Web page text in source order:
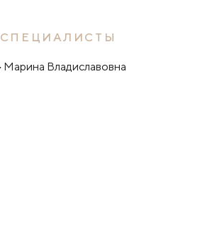
СПЕЦИАЛИСТЫ